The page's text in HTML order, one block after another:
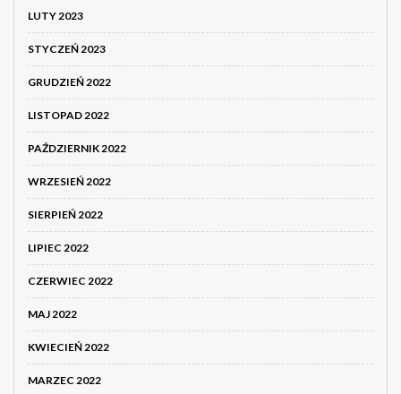
LUTY 2023
STYCZEŃ 2023
GRUDZIEŃ 2022
LISTOPAD 2022
PAŹDZIERNIK 2022
WRZESIEŃ 2022
SIERPIEŃ 2022
LIPIEC 2022
CZERWIEC 2022
MAJ 2022
KWIECIEŃ 2022
MARZEC 2022